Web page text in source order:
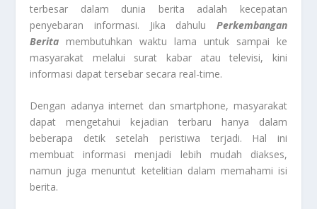
terbesar dalam dunia berita adalah kecepatan
penyebaran informasi. Jika dahulu Perkembangan
Berita membutuhkan waktu lama untuk sampai ke
masyarakat melalui surat kabar atau televisi, kini
informasi dapat tersebar secara real-time.
Dengan adanya internet dan smartphone, masyarakat
dapat mengetahui kejadian terbaru hanya dalam
beberapa detik setelah peristiwa terjadi. Hal ini
membuat informasi menjadi lebih mudah diakses,
namun juga menuntut ketelitian dalam memahami isi
berita.